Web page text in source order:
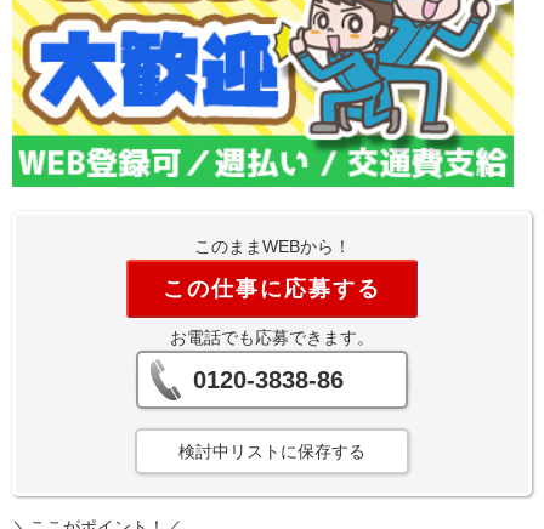
このままWEBから！
この仕事に応募する
お電話でも応募できます。
0120-3838-86
検討中リストに保存する